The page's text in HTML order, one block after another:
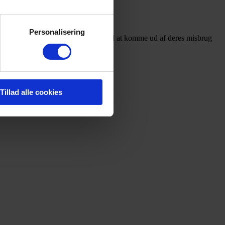
Personalisering
Tillad alle cookies
erfaring med at hjælpe unge med at komme ud af deres misbrug